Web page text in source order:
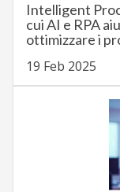
Intelligent
cui AI e RPA
ottimizzare i
19 Feb 2025